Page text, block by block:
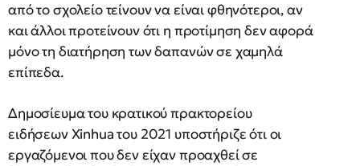
από το σχολείο τείνουν να είναι φθηνότεροι, αν
και άλλοι προτείνουν ότι η προτίμηση δεν αφορά
μόνο τη διατήρηση των δαπανών σε χαμηλά
επίπεδα.
Δημοσίευμα του κρατικού πρακτορείου
ειδήσεων Xinhua του 2021 υποστήριζε ότι οι
εργαζόμενοι που δεν είχαν προαχθεί σε